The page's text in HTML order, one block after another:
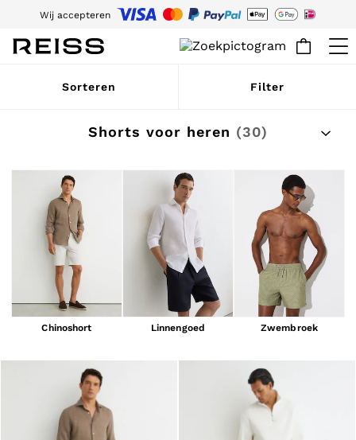
Download nu de Reiss-app en krijg 15% korting op je eerste bestelling in de
app. Algemene voorwaarden van toepassing.
Meld je aan voor onze e-mails en volg de wereld van Reiss.
WOMEN
Pre-Autumn Collection
Dresses
Tops & T-Shirts
Trousers
Jumpsuits & Playsuits
Shirts & Blouses
Shorts
Skirts
Swimwear
Suits & Tailoring
Blazers
Petite
Jackets & Coats
Leather & Suede Jackets
Jeans
Sweats & Joggers
All Clothing
Sorteren Filter
Shorts voor heren (30)
Chinoshort Linnengoed Zwembroek